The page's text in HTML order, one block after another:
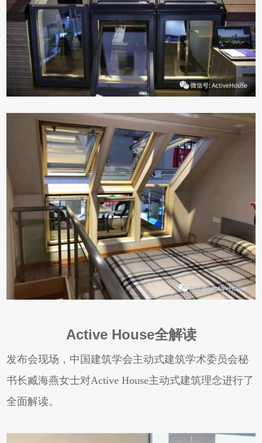
Active House全解读
发布会现场，中国建筑学会主动式建筑学术委员会秘
书长臧海燕女士对Active House主动式建筑理念进行了
全面解读。